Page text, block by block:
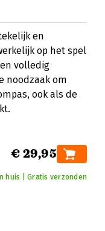
en
op het spel
volledig
noodzaak om
ook als de
€ 29,95
huis | Gratis verzonden